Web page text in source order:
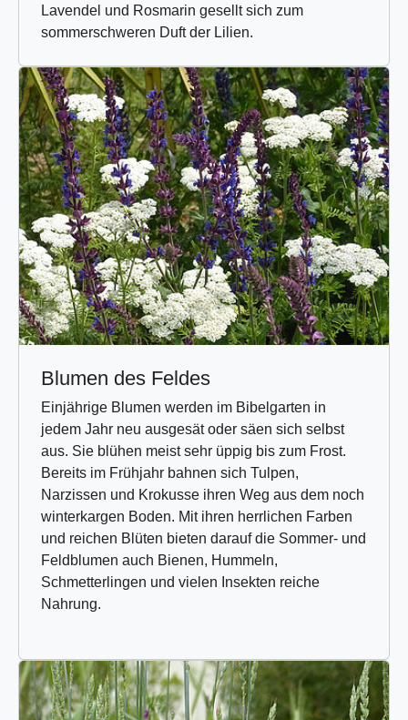
Lavendel und Rosmarin gesellt sich zum
sommerschweren Duft der Lilien.
Blumen des Feldes
Einjährige Blumen werden im Bibelgarten in
jedem Jahr neu ausgesät oder säen sich selbst
aus. Sie blühen meist sehr üppig bis zum Frost.
Bereits im Frühjahr bahnen sich Tulpen,
Narzissen und Krokusse ihren Weg aus dem noch
winterkargen Boden. Mit ihren herrlichen Farben
und reichen Blüten bieten darauf die Sommer- und
Feldblumen auch Bienen, Hummeln,
Schmetterlingen und vielen Insekten reiche
Nahrung.